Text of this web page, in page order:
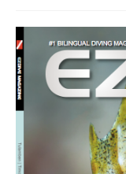
精品
攝影比賽